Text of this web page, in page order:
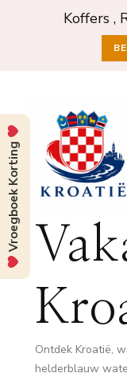
Koffers ,
Ontdek Kroatië,
helderblauw
Vroegboek Korting